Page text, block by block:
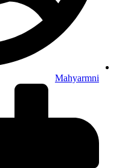
Mahyarmni